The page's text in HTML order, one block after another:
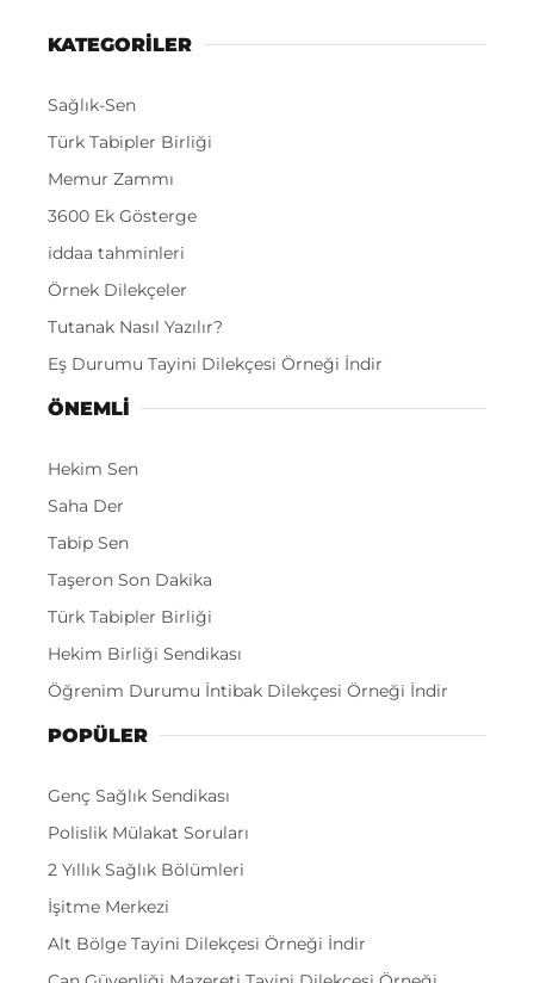
KATEGORİLER
Sağlık-Sen
Türk Tabipler Birliği
Memur Zammı
3600 Ek Gösterge
iddaa tahminleri
Örnek Dilekçeler
Tutanak Nasıl Yazılır?
Eş Durumu Tayini Dilekçesi Örneği İndir
ÖNEMLI
Hekim Sen
Saha Der
Tabip Sen
Taşeron Son Dakika
Türk Tabipler Birliği
Hekim Birliği Sendikası
Öğrenim Durumu İntibak Dilekçesi Örneği İndir
POPÜLER
Genç Sağlık Sendikası
Polislik Mülakat Soruları
2 Yıllık Sağlık Bölümleri
İşitme Merkezi
Alt Bölge Tayini Dilekçesi Örneği İndir